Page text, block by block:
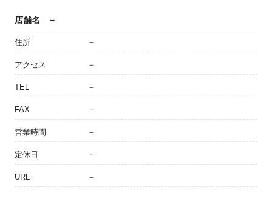
店舗名 －
住所 －
アクセス －
TEL －
FAX －
営業時間 －
定休日 －
URL －